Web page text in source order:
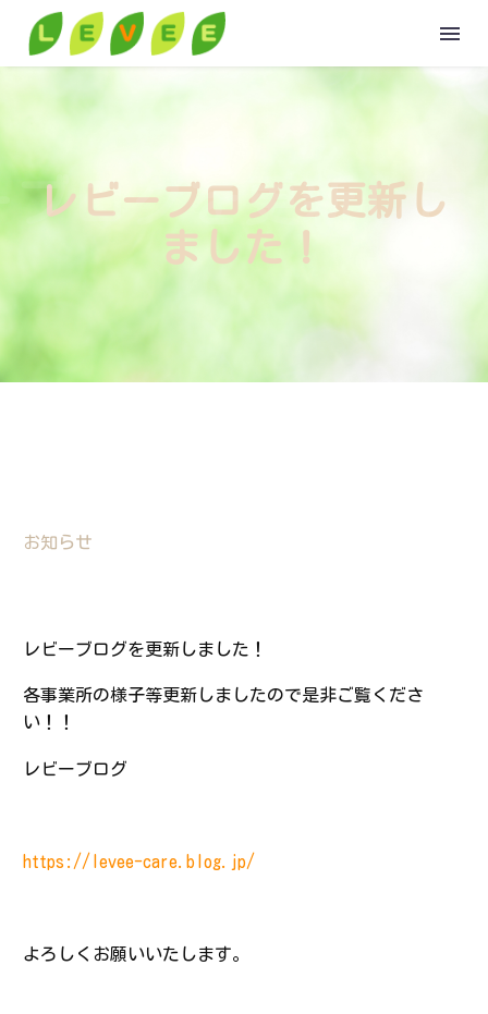
ABOUT
Contact
BLOG＆NEWS
RECRUIT
ブログを更新しま
レビーブログを更新し
ました！
お知らせ
レビーブログを更新しました！
各事業所の様子等更新しましたので是非ご覧くださ
い！！
レビーブログ
https://levee-care.blog.jp/
よろしくお願いいたします。